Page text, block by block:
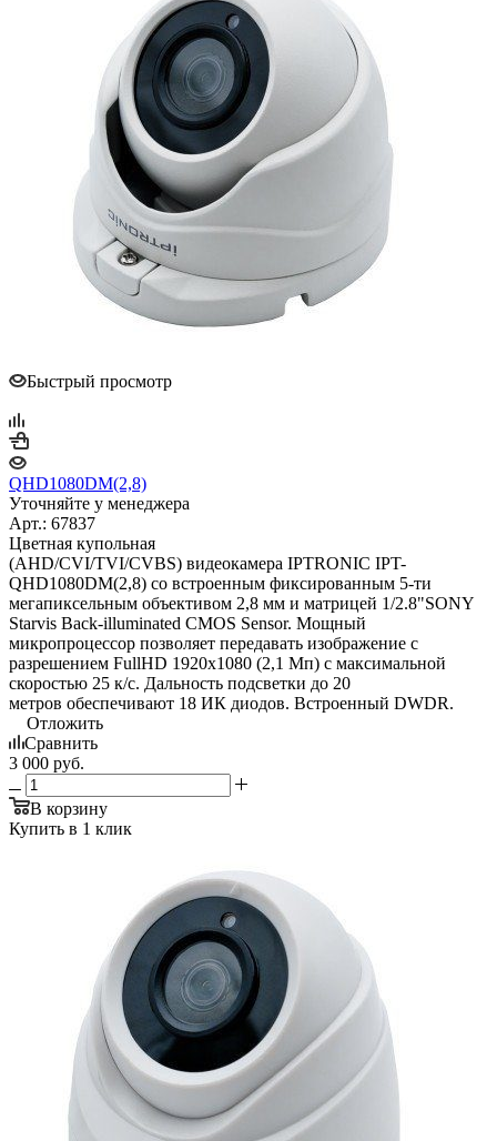
Быстрый просмотр
QHD1080DM(2,8)
Уточняйте у менеджера
Арт.: 67837
Цветная купольная
(AHD/CVI/TVI/CVBS) видеокамера IPTRONIC IPT-
QHD1080DM(2,8) со встроенным фиксированным 5-ти
мегапиксельным объективом 2,8 мм и матрицей 1/2.8"SONY
Starvis Back-illuminated CMOS Sensor. Мощный
микропроцессор позволяет передавать изображение с
разрешением FullHD 1920х1080 (2,1 Мп) с максимальной
скоростью 25 к/с. Дальность подсветки до 20
метров обеспечивают 18 ИК диодов. Встроенный DWDR.
Отложить
Сравнить
3 000 руб.
В корзину
Купить в 1 клик